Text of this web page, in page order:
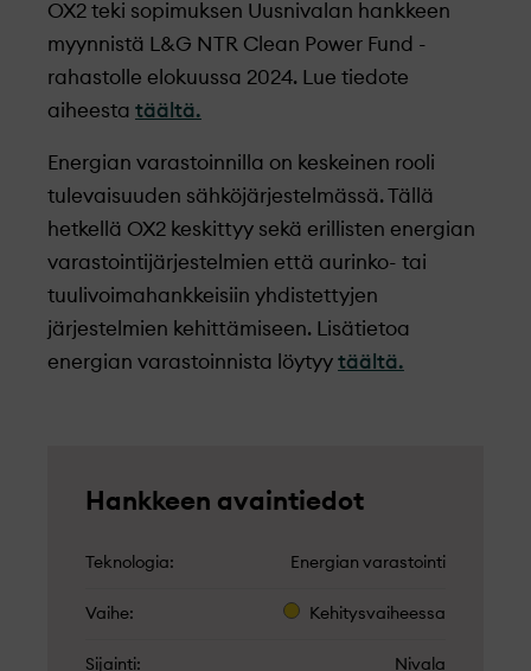
OX2 teki sopimuksen Uusnivalan hankkeen
myynnistä L&G NTR Clean Power Fund -
rahastolle elokuussa 2024. Lue tiedote
aiheesta täältä.
Energian varastoinnilla on keskeinen rooli
tulevaisuuden sähköjärjestelmässä. Tällä
hetkellä OX2 keskittyy sekä erillisten energian
varastointijärjestelmien että aurinko- tai
tuulivoimahankkeisiin yhdistettyjen
järjestelmien kehittämiseen. Lisätietoa
energian varastoinnista löytyy täältä.
Hankkeen avaintiedot
Teknologia Energian varastointi
Vaihe Kehitysvaiheessa
Sijainti Nivala